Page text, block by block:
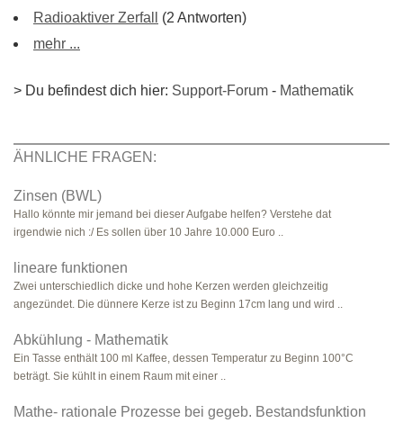
Radioaktiver Zerfall
(2 Antworten)
mehr ...
> Du befindest dich hier: Support-Forum - Mathematik
ÄHNLICHE FRAGEN:
Zinsen (BWL)
Hallo könnte mir jemand bei dieser Aufgabe helfen? Verstehe dat
irgendwie nich :/ Es sollen über 10 Jahre 10.000 Euro ..
lineare funktionen
Zwei unterschiedlich dicke und hohe Kerzen werden gleichzeitig
angezündet. Die dünnere Kerze ist zu Beginn 17cm lang und wird ..
Abkühlung - Mathematik
Ein Tasse enthält 100 ml Kaffee, dessen Temperatur zu Beginn 100°C
beträgt. Sie kühlt in einem Raum mit einer ..
Mathe- rationale Prozesse bei gegeb. Bestandsfunktion